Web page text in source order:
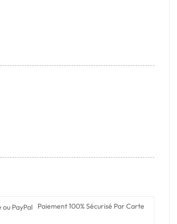
Paiement 100% Sécurisé Par Carte